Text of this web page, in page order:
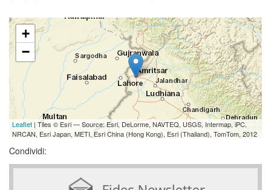
+
−
Leaflet | Tiles © Esri — Source: Esri, DeLorme, NAVTEQ, USGS, Intermap, iPC,
NRCAN, Esri Japan, METI, Esri China (Hong Kong), Esri (Thailand), TomTom, 2012
Condividi: